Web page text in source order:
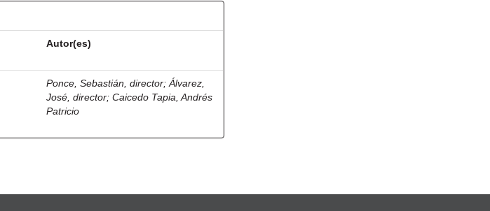
Autor(es)
Ponce, Sebastián, director;Álvarez,
José, director;Caicedo Tapia, Andrés
Patricio